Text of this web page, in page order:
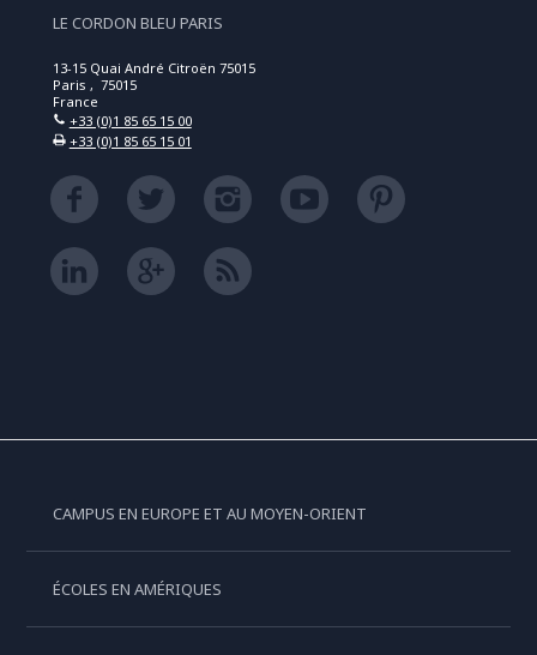
LE CORDON BLEU PARIS
13-15 Quai André Citroën 75015
Paris , 75015
France
+33 (0)1 85 65 15 00
+33 (0)1 85 65 15 01
CAMPUS EN EUROPE ET AU MOYEN-ORIENT
ÉCOLES EN AMÉRIQUES